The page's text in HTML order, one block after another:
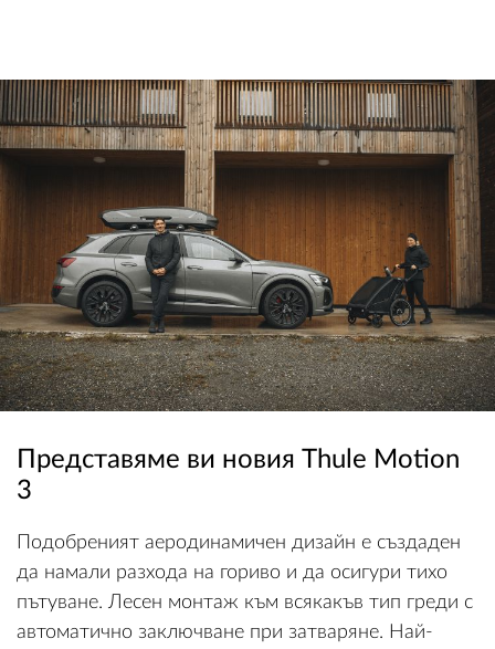
Представяме ви новия Thule Motion
3
Подобреният аеродинамичен дизайн е създаден
да намали разхода на гориво и да осигури тихо
пътуване. Лесен монтаж към всякакъв тип греди с
автоматично заключване при затваряне. Най-